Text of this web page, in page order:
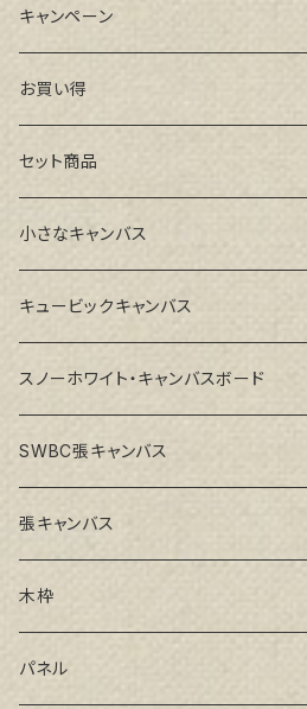
キャンペーン
お買い得
セット商品
小さなキャンバス
キュービックキャンバス
スノーホワイト・キャンバスボード
SWBC張キャンバス
張キャンバス
GAERA F(中細目)
GAERA BA(中荒目)
木枠
ルーブル米杉木枠
パネル